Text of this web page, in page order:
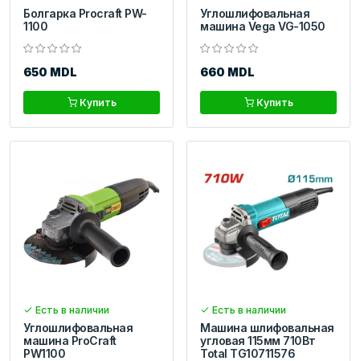
Болгарка Procraft PW-
1100
650 MDL
Купить
Углошлифовальная
машина Vega VG-1050
660 MDL
Купить
Есть в наличии
Углошлифовальная
машина ProCraft
PW1100
Есть в наличии
Машина шлифовальная
угловая 115мм 710Вт
Total TG10711576